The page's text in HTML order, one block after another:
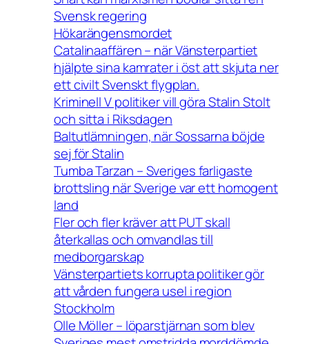
Svensk regering
Hökarängensmordet
Catalinaaffären – när Vänsterpartiet
hjälpte sina kamrater i öst att skjuta ner
ett civilt Svenskt flygplan.
Kriminell V politiker vill göra Stalin Stolt
och sitta i Riksdagen
Baltutlämningen, när Sossarna böjde
sej för Stalin
Tumba Tarzan – Sveriges farligaste
brottsling när Sverige var ett homogent
land
Fler och fler kräver att PUT skall
återkallas och omvandlas till
medborgarskap
Vänsterpartiets korrupta politiker gör
att vården fungera usel i region
Stockholm
Olle Möller – löparstjärnan som blev